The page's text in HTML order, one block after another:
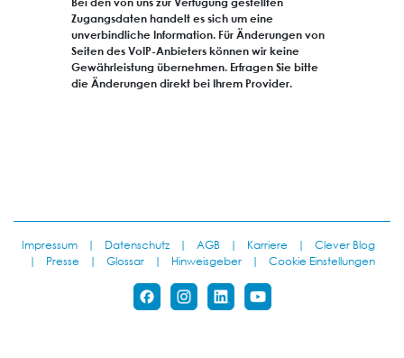
Zugangsdaten handelt es sich um eine
unverbindliche Information. Für Änderungen von
Seiten des VoIP-Anbieters können wir keine
Gewährleistung übernehmen. Erfragen Sie bitte
die Änderungen direkt bei Ihrem Provider.
Impressum | Datenschutz | AGB | Karriere |
Clever Blog
|
Presse | Glossar | Hinweisgeber | Cookie Einstellungen